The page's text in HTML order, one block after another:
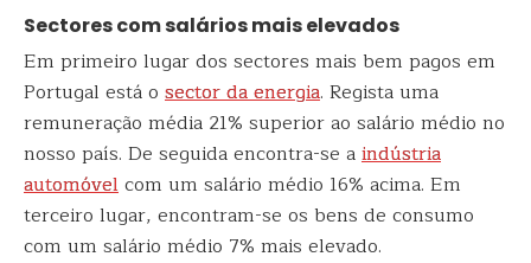
Sectores com salários mais elevados
Em primeiro lugar dos sectores mais bem pagos em
Portugal está o sector da energia. Regista uma
remuneração média 21% superior ao salário médio no
nosso país. De seguida encontra-se aindústria
automóvelcom um salário médio 16% acima. Em
terceiro lugar, encontram-se os bens de consumo
com um salário médio 7% mais elevado.